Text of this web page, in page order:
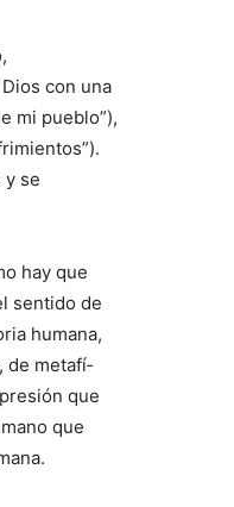
con una
mi pueblo”),
y se
hay que
sentido de
humana,
de metafí­
que
que